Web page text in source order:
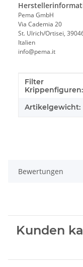
Pema GmbH
Via Cademia 20
St. Ulrich/Ortisei,
Italien
info@pema.it
Wert
Filter
Krippenfiguren:
Artikelgewicht:
Bewertungen
Kunden